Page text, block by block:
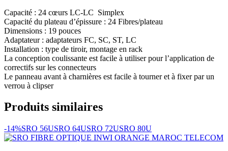
Capacité : 24 cœurs LC-LC Simplex
Capacité du plateau d’épissure : 24 Fibres/plateau
Dimensions : 19 pouces
Adaptateur : adaptateurs FC, SC, ST, LC
Installation : type de tiroir, montage en rack
La conception coulissante est facile à utiliser pour l’application de
correctifs sur les connecteurs
Le panneau avant à charnières est facile à tourner et à fixer par un
verrou à clipser
Produits similaires
-14%SRO 56USRO 64USRO 72USRO 80U